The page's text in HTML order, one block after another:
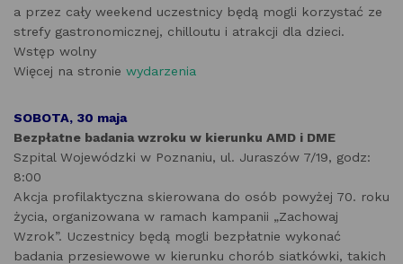
a przez cały weekend uczestnicy będą mogli korzystać ze
strefy gastronomicznej, chilloutu i atrakcji dla dzieci.
Wstęp wolny
Więcej na stronie wydarzenia
SOBOTA, 30 maja
Bezpłatne badania wzroku w kierunku AMD i DME
Szpital Wojewódzki w Poznaniu, ul. Juraszów 7/19, godz:
8:00
Akcja profilaktyczna skierowana do osób powyżej 70. roku
życia, organizowana w ramach kampanii „Zachowaj
Wzrok”. Uczestnicy będą mogli bezpłatnie wykonać
badania przesiewowe w kierunku chorób siatkówki, takich